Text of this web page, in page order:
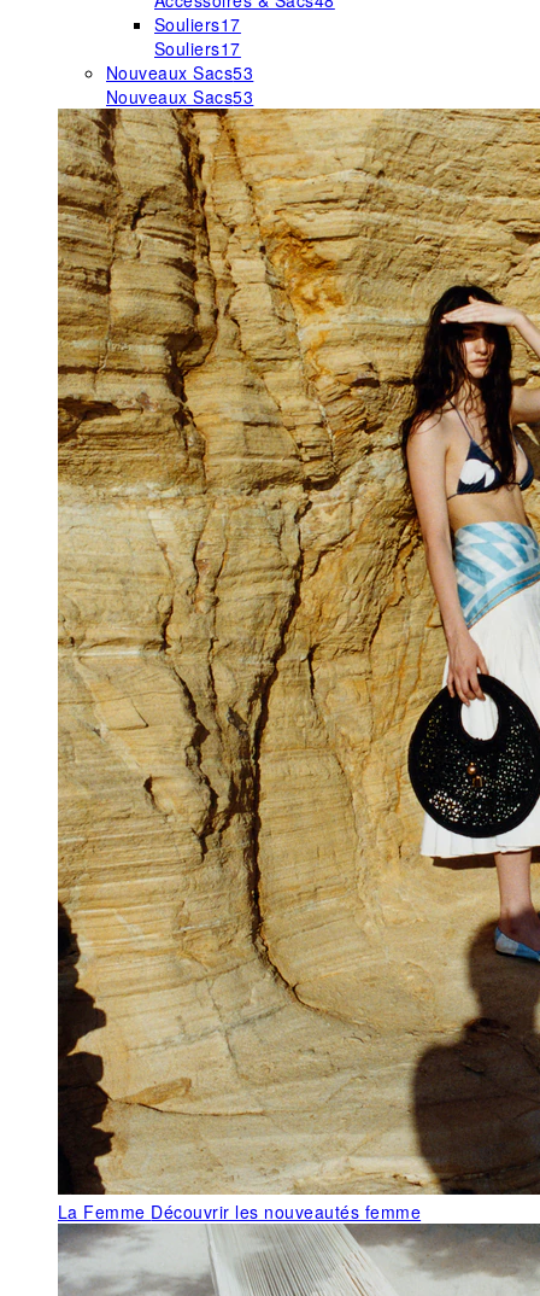
Souliers17
Souliers17
Nouveaux Sacs53
Nouveaux Sacs53
La Femme Découvrir les nouveautés femme